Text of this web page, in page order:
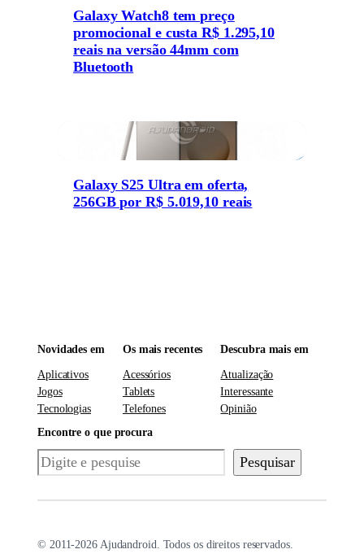
Galaxy Watch8 tem preço
promocional e custa R$ 1.295,10
reais na versão 44mm com
Bluetooth
Galaxy S25 Ultra em oferta,
256GB por R$ 5.019,10 reais
Novidades em
Aplicativos
Jogos
Tecnologias
Os mais recentes
Acessórios
Tablets
Telefones
Descubra mais em
Atualização
Interessante
Opinião
Encontre o que procura
Pesquisar Pesquisar
© 2011-2026 Ajudandroid. Todos os direitos reservados.